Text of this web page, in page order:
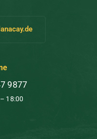
9877
18:00